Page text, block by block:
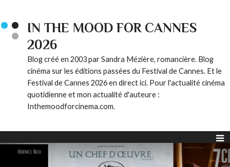
IN THE MOOD FOR CANNES
2026
Blog créé en 2003 par Sandra Mézière, romancière. Blog
cinéma sur les éditions passées du Festival de Cannes. Et le
Festival de Cannes 2026 en direct ici. Pour l'actualité cinéma
quotidienne et mon actualité d'auteure :
Inthemoodforcinema.com.